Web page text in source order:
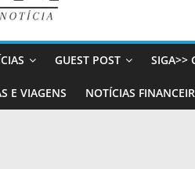
GUEST POST SIGA>>
E VIAGENS NOTÍCIAS